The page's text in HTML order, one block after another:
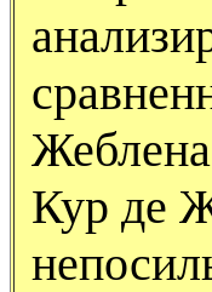
Кур де